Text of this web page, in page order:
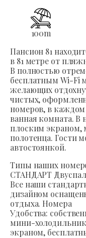
100m
Пансион 81
в 81 метре от
В полностью
бесплатным Wi-Fi
желающих
чистых,
номеров, в
ванная комната. В
плоским экраном,
полотенца. Гости
автостоянкой.
Типы наших
СТАНДАРТ
Все наши
дизайном
отдыха. Номера
Удобства:
мини-
экраном,